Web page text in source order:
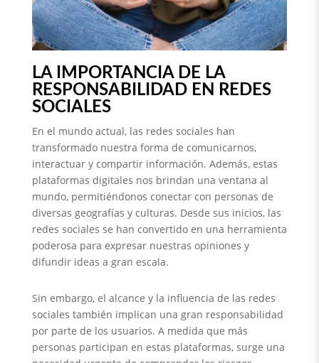
LA IMPORTANCIA DE LA
RESPONSABILIDAD EN REDES
SOCIALES
En el mundo actual, las redes sociales han
transformado nuestra forma de comunicarnos,
interactuar y compartir información. Además, estas
plataformas digitales nos brindan una ventana al
mundo, permitiéndonos conectar con personas de
diversas geografías y culturas. Desde sus inicios, las
redes sociales se han convertido en una herramienta
poderosa para expresar nuestras opiniones y
difundir ideas a gran escala.
Sin embargo, el alcance y la influencia de las redes
sociales también implican una gran responsabilidad
por parte de los usuarios. A medida que más
personas participan en estas plataformas, surge una